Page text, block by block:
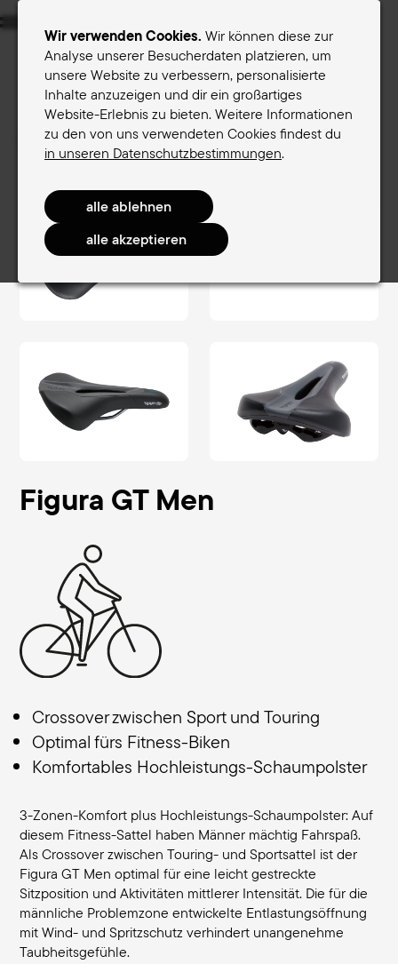
Wir verwenden Cookies. Wir können diese zur
Analyse unserer Besucherdaten platzieren, um
unsere Website zu verbessern, personalisierte
Inhalte anzuzeigen und dir ein großartiges
Website-Erlebnis zu bieten. Weitere Informationen
zu den von uns verwendeten Cookies findest du
in unseren Datenschutzbestimmungen.
Menu
Sättel für Frauen
Sättel für Männer
Terry-Sattelfinder
Sättel für Männer FitnessComfort Men Figura GT Men
Figura GT Men
Crossover zwischen Sport und Touring
Optimal fürs Fitness-Biken
Komfortables Hochleistungs-Schaumpolster
3-Zonen-Komfort plus Hochleistungs-Schaumpolster: Auf
diesem Fitness-Sattel haben Männer mächtig Fahrspaß.
Als Crossover zwischen Touring- und Sportsattel ist der
Figura GT Men optimal für eine leicht gestreckte
Sitzposition und Aktivitäten mittlerer Intensität. Die für die
männliche Problemzone entwickelte Entlastungsöffnung
mit Wind- und Spritzschutz verhindert unangenehme
Taubheitsgefühle.